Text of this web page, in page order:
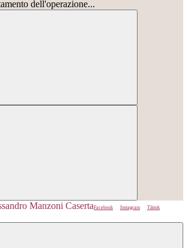
dell'operazione...
Facebook Instagram
Tiktok